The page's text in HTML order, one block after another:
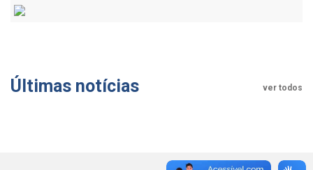
Últimas notícias ver todos